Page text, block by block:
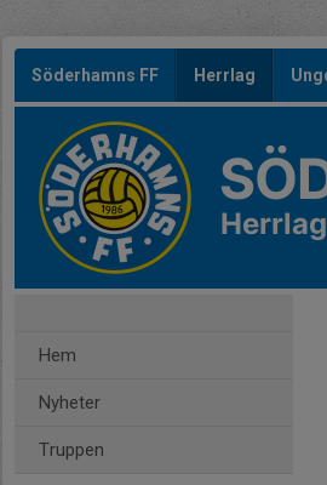
Söderhamns FF Herrlag
Herrlag
Hem
Nyheter
Truppen